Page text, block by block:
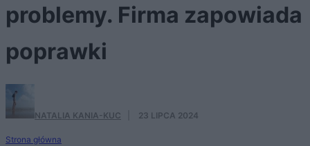
problemy. Firma zapowiada
poprawki
NATALIA KANIA-KUC 23 LIPCA 2024
Strona główna